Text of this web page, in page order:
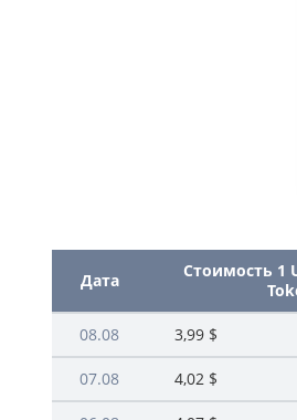
Дата
Стоимость 1
08.08 3,99 $
07.08 4,02 $